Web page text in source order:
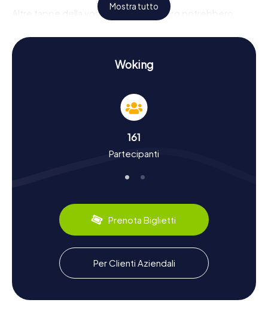
Altre tappe della vostra caccia al tesoro potrebbero
Theatre, dove non solo ammirerete l'architettura, ma
affronterete anche compiti interessanti. Ogni caccia al
tesoro di myCityHunt a Woking è unica e vi offre la
possibilità di vivere la città da diverse prospettive.
Caccia al Tesoro a Woking: Vivere da Vicino
apprenderete molto sulla storia della città, ma anche sulle
sue peculiarità culturali. Woking ha un passato
divenne famosa grazie alla costruzione del Cimitero di
Qui riposano numerose personalità illustri.
Woking è anche la sede del famoso gruppo McLaren
Technology, rendendo la città un importante centro
dell'industria automobilistica e del motorsport. Inoltre,
Woking è diventata celebre grazie allo scrittore H.G.
Wells, il cui romanzo "La guerra dei mondi" ha avuto inizio
proprio qui.
Mostra tutto
Woking
161
Partecipanti
Prenota Biglietti
Per Clienti Aziendali